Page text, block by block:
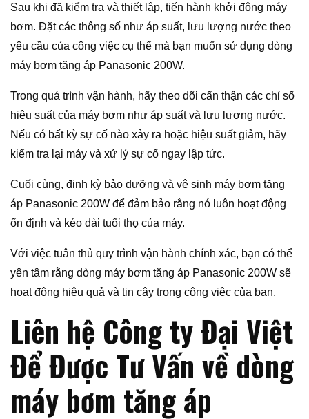
Sau khi đã kiểm tra và thiết lập, tiến hành khởi động máy
bơm. Đặt các thông số như áp suất, lưu lượng nước theo
yêu cầu của công việc cụ thể mà bạn muốn sử dụng dòng
máy bơm tăng áp Panasonic 200W.
Trong quá trình vận hành, hãy theo dõi cẩn thận các chỉ số
hiệu suất của máy bơm như áp suất và lưu lượng nước.
Nếu có bất kỳ sự cố nào xảy ra hoặc hiệu suất giảm, hãy
kiểm tra lại máy và xử lý sự cố ngay lập tức.
Cuối cùng, định kỳ bảo dưỡng và vệ sinh máy bơm tăng
áp Panasonic 200W để đảm bảo rằng nó luôn hoạt động
ổn định và kéo dài tuổi thọ của máy.
Với việc tuân thủ quy trình vận hành chính xác, bạn có thể
yên tâm rằng dòng máy bơm tăng áp Panasonic 200W sẽ
hoạt động hiệu quả và tin cậy trong công việc của bạn.
Liên hệ Công ty Đại Việt
Để Được Tư Vấn về dòng
máy bơm tăng áp